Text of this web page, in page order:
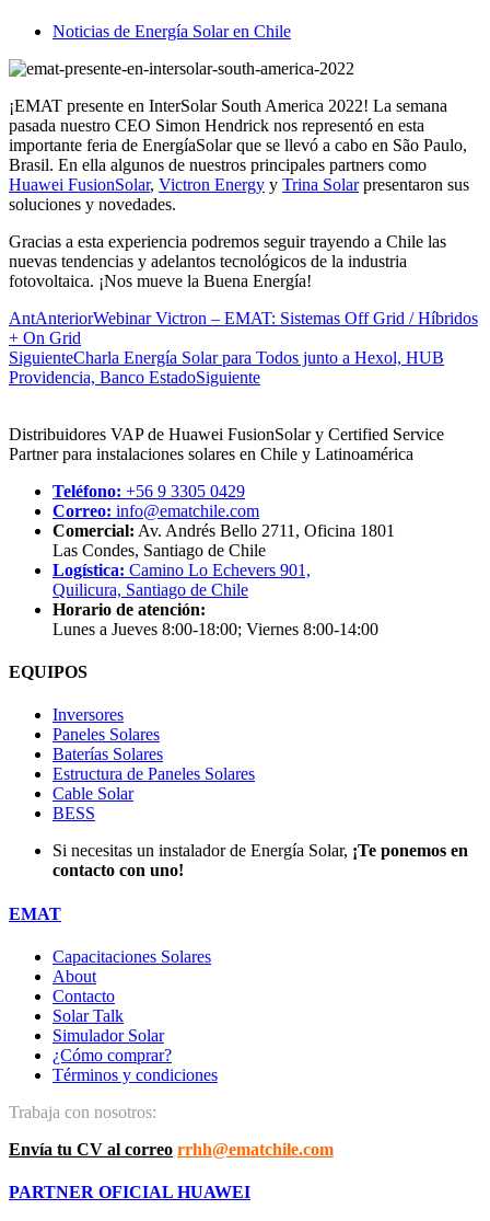
Noticias de Energía Solar en Chile
¡EMAT presente en InterSolar South America 2022! La semana
pasada nuestro CEO Simon Hendrick nos representó en esta
importante feria de EnergíaSolar que se llevó a cabo en São Paulo,
Brasil. En ella algunos de nuestros principales partners como
Huawei FusionSolar, Victron Energy y Trina Solarpresentaron sus
soluciones y novedades.
Gracias a esta experiencia podremos seguir trayendo a Chile las
nuevas tendencias y adelantos tecnológicos de la industria
fotovoltaica. ¡Nos mueve la Buena Energía!
AntAnteriorWebinar Victron – EMAT: Sistemas Off Grid / Híbridos
+ On Grid
SiguienteCharla Energía Solar para Todos junto a Hexol, HUB
Providencia, Banco EstadoSiguiente
Distribuidores VAP de Huawei FusionSolar y Certified Service
Partner para instalaciones solares en Chile y Latinoamérica
Teléfono: +56 9 3305 0429
Correo: info@ematchile.com
Comercial: Av. Andrés Bello 2711, Oficina 1801
Las Condes, Santiago de Chile
Logística: Camino Lo Echevers 901,
Quilicura, Santiago de Chile
Horario de atención:
Lunes a Jueves 8:00-18:00; Viernes 8:00-14:00
EQUIPOS
Inversores
Paneles Solares
Baterías Solares
Estructura de Paneles Solares
Cable Solar
BESS
Si necesitas un instalador de Energía Solar, ¡Te ponemos en
contacto con uno!
EMAT
Capacitaciones Solares
About
Contacto
Solar Talk
Simulador Solar
¿Cómo comprar?
Términos y condiciones
Trabaja con nosotros:
Envía tu CV al correo rrhh@ematchile.com
PARTNER OFICIAL HUAWEI